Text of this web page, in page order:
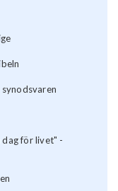
dag för livet" -